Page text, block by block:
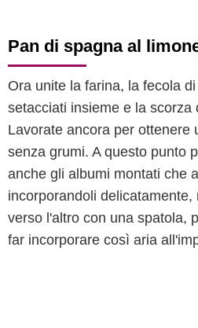
Pan di spagna al
Ora unite la farina, la fecola
setacciati insieme e la scorza
Lavorate ancora per ottenere
senza grumi. A questo punto
anche gli albumi montati che
incorporandoli
verso l'altro con una spatola,
far incorporare così aria